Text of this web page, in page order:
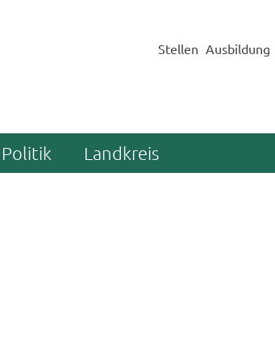
Stellen Ausbildung
Politik Landkreis